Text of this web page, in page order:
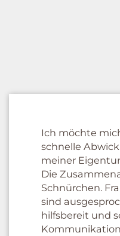
Ich möchte
schnelle
meiner
Die
Schnürchen.
sind
hilfsbereit und